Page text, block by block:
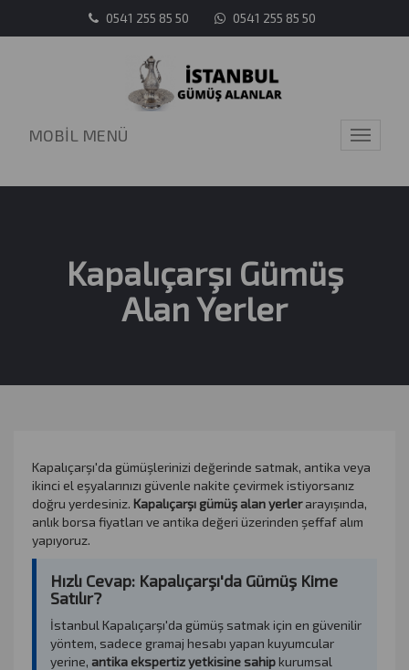
0541 255 85 50 0541 255 85 50
Toggle
MOBİL MENÜ
Kapalıçarşı Gümüş
Alan Yerler
Kapalıçarşı'da gümüşlerinizi değerinde satmak, antika veya
ikinci el eşyalarınızı güvenle nakite çevirmek istiyorsanız
doğru yerdesiniz. Kapalıçarşı gümüş alan yerlerarayışında,
anlık borsa fiyatları ve antika değeri üzerinden şeffaf alım
yapıyoruz.
Hızlı Cevap: Kapalıçarşı'da Gümüş Kime
Satılır?
İstanbul Kapalıçarşı'da gümüş satmak için en güvenilir
yöntem, sadece gramaj hesabı yapan kuyumcular
yerine, antika ekspertiz yetkisine sahipkurumsal